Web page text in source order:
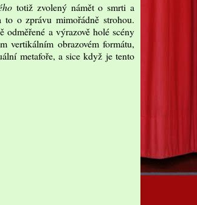
totiž zvolený námět o smrti a
o zprávu mimořádně strohou.
a výrazově holé scény
vertikálním obrazovém formátu,
metafoře, a sice když je tento